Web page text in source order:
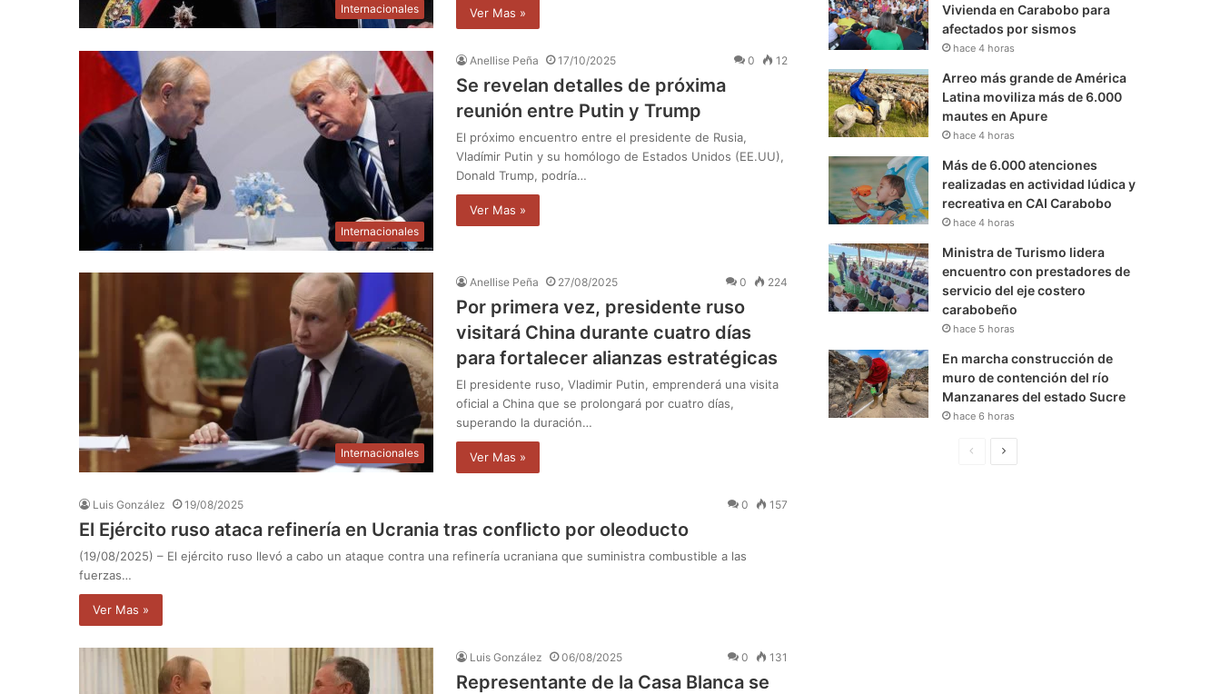
Internacionales Ver Mas »
Internacionales
Anellise Peña 17/10/2025 0 12
Se revelan detalles de próxima
reunión entre Putin y Trump
El próximo encuentro entre el presidente de Rusia,
Vladímir Putin y su homólogo de Estados Unidos (EE.UU),
Donald Trump, podría…
Ver Mas »
Internacionales
Anellise Peña 27/08/2025 0 224
Por primera vez, presidente ruso
visitará China durante cuatro días
para fortalecer alianzas estratégicas
El presidente ruso, Vladimir Putin, emprenderá una visita
oficial a China que se prolongará por cuatro días,
superando la duración…
Ver Mas »
Luis González 19/08/2025 0 157
El Ejército ruso ataca refinería en Ucrania tras conflicto por oleoducto
(19/08/2025) – El ejército ruso llevó a cabo un ataque contra una refinería ucraniana que suministra combustible a las
fuerzas…
Ver Mas »
Luis González 06/08/2025 0 131
Representante de la Casa Blanca se
Vivienda en Carabobo para
afectados por sismos
hace 4 horas
Arreo más grande de América
Latina moviliza más de 6.000
mautes en Apure
hace 4 horas
Más de 6.000 atenciones
realizadas en actividad lúdica y
recreativa en CAI Carabobo
hace 4 horas
Ministra de Turismo lidera
encuentro con prestadores de
servicio del eje costero
carabobeño
hace 5 horas
En marcha construcción de
muro de contención del río
Manzanares del estado Sucre
hace 6 horas
S